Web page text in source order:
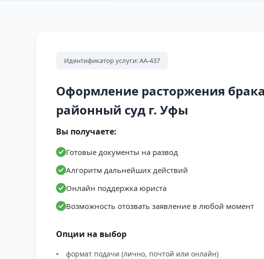
Идентификатор услуги: АА-437
Оформление расторжения
районный суд г. Уфы
Вы получаете:
Готовые документы на развод
Алгоритм дальнейших действий
Онлайн поддержка юриста
Возможность отозвать заявление в любой момент
Опции на выбор
формат подачи (лично, почтой или онлайн)